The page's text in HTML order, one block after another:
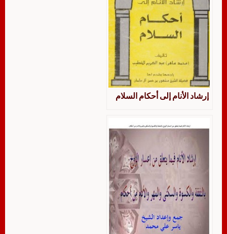
إرشاد الأنام إلى أحكام السلام